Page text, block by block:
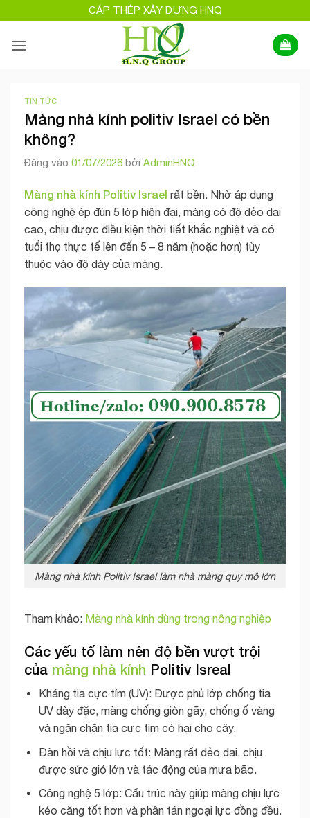
qua
nội
CÁP THÉP XÂY DỰNG HNQ
TIN TỨC
Màng nhà kính politiv Israel có bền
không?
Đăng vào 01/07/2026 bởi AdminHNQ
Màng nhà kính Politiv Israel rất bền. Nhờ áp dụng
công nghệ ép đùn 5 lớp hiện đại, màng có độ dẻo dai
cao, chịu được điều kiện thời tiết khắc nghiệt và có
tuổi thọ thực tế lên đến 5 – 8 năm (hoặc hơn) tùy
thuộc vào độ dày của màng.
Màng nhà kính Politiv Israel làm nhà màng quy mô lớn
Tham khảo: Màng nhà kính dùng trong nông nghiệp
Các yếu tố làm nên độ bền vượt trội
của màng nhà kính Politiv Isreal
Kháng tia cực tím (UV): Được phủ lớp chống tia
UV dày đặc, màng chống giòn gãy, chống ố vàng
và ngăn chặn tia cực tím có hại cho cây.
Đàn hồi và chịu lực tốt: Màng rất dẻo dai, chịu
được sức gió lớn và tác động của mưa bão.
Công nghệ 5 lớp: Cấu trúc này giúp màng chịu lực
kéo căng tốt hơn và phân tán ngoại lực đồng đều.